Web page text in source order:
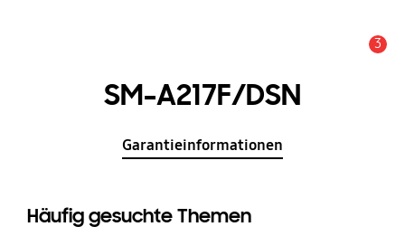
3
SM-A217F/DSN
Garantieinformationen
Häufig gesuchte Themen